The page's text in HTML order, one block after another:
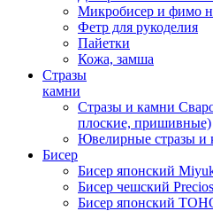
Микробисер и фимо
Фетр для рукоделия
Пайетки
Кожа, замша
Стразы
камни
Стразы и камни
плоские, пришивные)
Ювелирные стразы и
Бисер
Бисер японский
Бисер чешский
Бисер японский